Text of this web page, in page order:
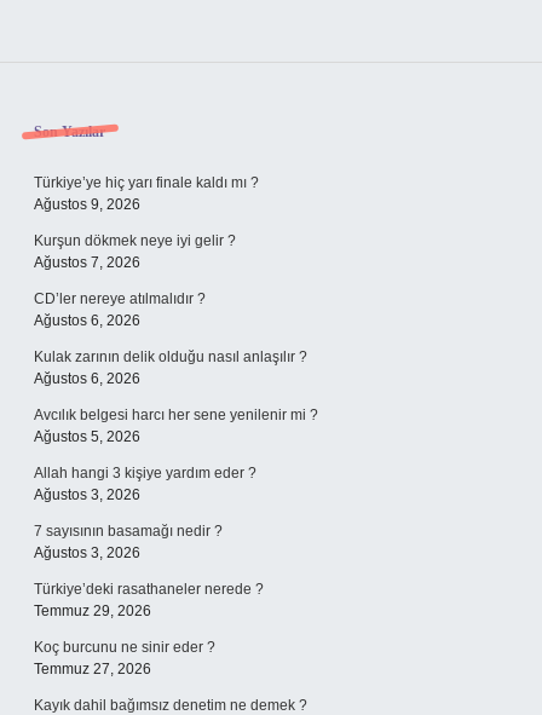
Sidebar
Son Yazılar
Türkiye’ye hiç yarı finale kaldı mı ?
Ağustos 9, 2026
Kurşun dökmek neye iyi gelir ?
Ağustos 7, 2026
CD’ler nereye atılmalıdır ?
Ağustos 6, 2026
Kulak zarının delik olduğu nasıl anlaşılır ?
Ağustos 6, 2026
Avcılık belgesi harcı her sene yenilenir mi ?
Ağustos 5, 2026
Allah hangi 3 kişiye yardım eder ?
Ağustos 3, 2026
7 sayısının basamağı nedir ?
Ağustos 3, 2026
Türkiye’deki rasathaneler nerede ?
Temmuz 29, 2026
Koç burcunu ne sinir eder ?
Temmuz 27, 2026
Kayık dahil bağımsız denetim ne demek ?